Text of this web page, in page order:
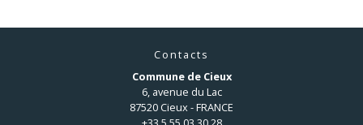
Contacts
Commune de Cieux
6, avenue du Lac
87520 Cieux - FRANCE